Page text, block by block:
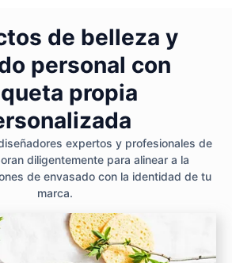
de belleza y
personal con
propia
expertos y profesionales de
diligentemente para alinear a la
de envasado con la identidad de tu
marca.